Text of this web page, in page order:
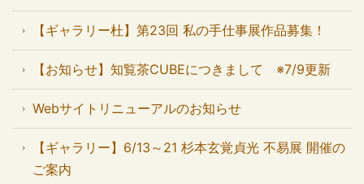
【ギャラリー杜】第23回 私の手仕事展作品募集！
【お知らせ】知覧茶CUBEにつきまして ※7/9更新
Webサイトリニューアルのお知らせ
【ギャラリー】6/13～21 杉本玄覚貞光 不易展 開催の
ご案内